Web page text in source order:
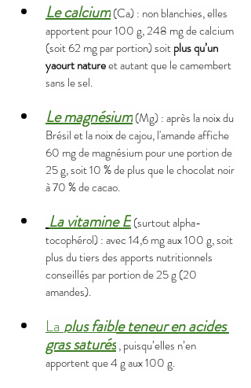
Le calcium(Ca) : non blanchies, elles
apportent pour 100 g, 248 mg de calcium
(soit 62 mg par portion) soit plus qu’un
yaourt nature et autant que le camembert
sans le sel.
Le magnésium(Mg) : après la noix du
Brésil et la noix de cajou, l'amande affiche
60 mg de magnésium pour une portion de
25 g, soit 10 % de plus que le chocolat noir
à 70 % de cacao.
La vitamine E(surtout alpha-
tocophérol) : avec 14,6 mg aux 100 g, soit
plus du tiers des apports nutritionnels
conseillés par portion de 25 g (20
amandes).
La plus faible teneur en acides
gras saturés, puisqu’elles n’en
apportent que 4 g aux 100 g.